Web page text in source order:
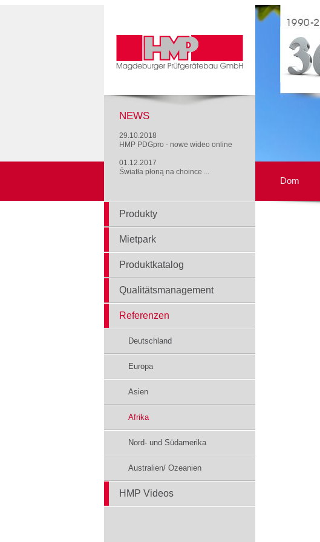
NEWS
29.10.2018
HMP PDGpro - nowe wideo online
01.12.2017
Światła płoną na choince ...
Dom
Produkty
Mietpark
Produktkatalog
Qualitätsmanagement
Referenzen
Deutschland
Europa
Asien
Afrika
Nord- und Südamerika
Australien/ Ozeanien
HMP Videos